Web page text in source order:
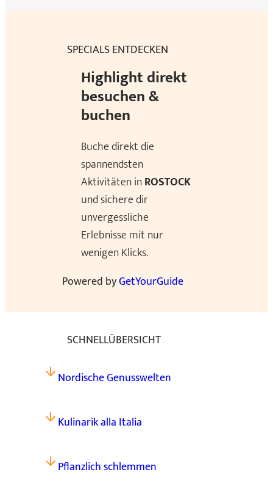
SPECIALS ENTDECKEN
Highlight direkt
besuchen &
buchen
Buche direkt die
spannendsten
Aktivitäten inROSTOCK
und sichere dir
unvergessliche
Erlebnisse mit nur
wenigen Klicks.
Powered byGetYourGuide
SCHNELLÜBERSICHT
Nordische Genusswelten
Kulinarik alla Italia
Pflanzlich schlemmen